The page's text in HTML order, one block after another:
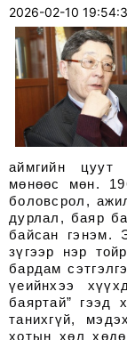
2026-02-10
аймгийн цуут
мөнөөс мөн.
боловсрол,
дурлал, баяр
байсан гэнэм.
зүгээр нэр
бардам
үеийнхээ
баяртай” гээд
танихгүй,
хотын хөл